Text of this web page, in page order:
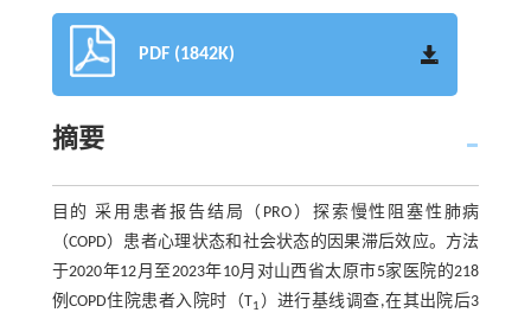
PDF (1842K)
摘要
目的 采用患者报告结局（PRO）探索慢性阻塞性肺病
（COPD）患者心理状态和社会状态的因果滞后效应。方法
于2020年12月至2023年10月对山西省太原市5家医院的218
例COPD住院患者入院时（T1 ）进行基线调查,在其出院后3